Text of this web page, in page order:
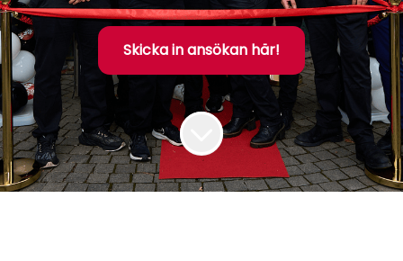
Skicka in ansökan här!